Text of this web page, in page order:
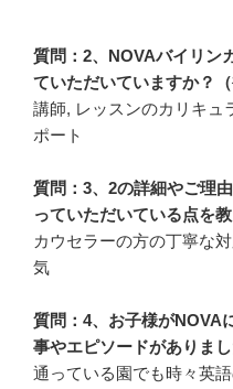
質問：2、NOVAバイリン
ていただいていますか？（
講師, レッスンのカリキュ
ポート
質問：3、2の詳細やご理
っていただいている点を教
カウセラーの方の丁寧な
気
質問：4、お子様がNOVA
事やエピソードがありま
通っている園でも時々英